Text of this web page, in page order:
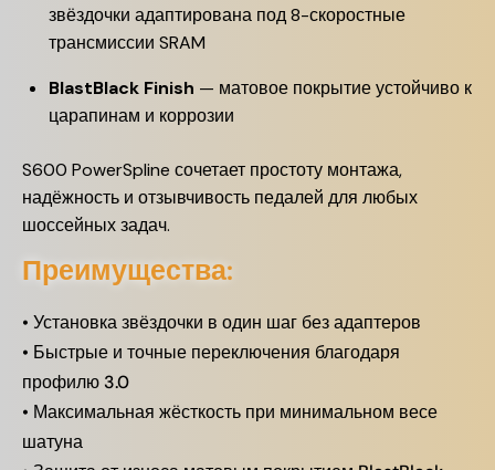
звёздочки адаптирована под 8-скоростные
трансмиссии SRAM
BlastBlack Finish — матовое покрытие устойчиво к
царапинам и коррозии
S600 PowerSpline сочетает простоту монтажа,
надёжность и отзывчивость педалей для любых
шоссейных задач.
Преимущества:
• Установка звёздочки в один шаг без адаптеров
• Быстрые и точные переключения благодаря
профилю 3.0
• Максимальная жёсткость при минимальном весе
шатуна